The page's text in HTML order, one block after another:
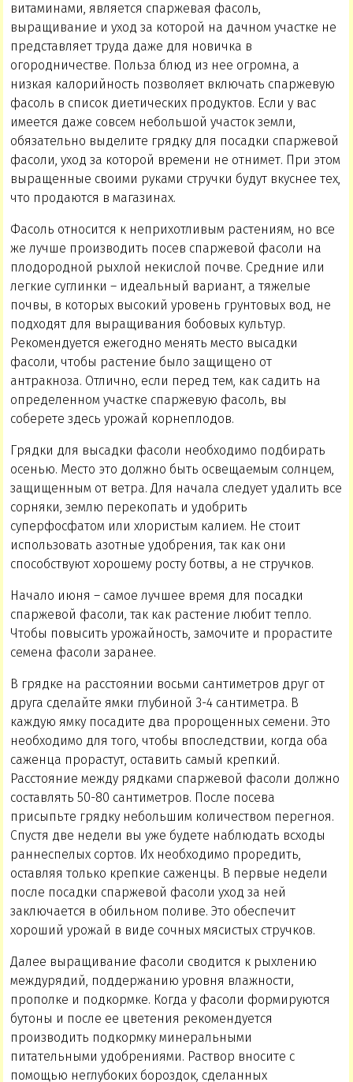
витаминами, является спаржевая фасоль,
выращивание и уход за которой на дачном участке не
представляет труда даже для новичка в
огородничестве. Польза блюд из нее огромна, а
низкая калорийность позволяет включать спаржевую
фасоль в список диетических продуктов. Если у вас
имеется даже совсем небольшой участок земли,
обязательно выделите грядку для посадки спаржевой
фасоли, уход за которой времени не отнимет. При этом
выращенные своими руками стручки будут вкуснее тех,
что продаются в магазинах.
Фасоль относится к неприхотливым растениям, но все
же лучше производить посев спаржевой фасоли на
плодородной рыхлой некислой почве. Средние или
легкие суглинки – идеальный вариант, а тяжелые
почвы, в которых высокий уровень грунтовых вод, не
подходят для выращивания бобовых культур.
Рекомендуется ежегодно менять место высадки
фасоли, чтобы растение было защищено от
антракноза. Отлично, если перед тем, как садить на
определенном участке спаржевую фасоль, вы
соберете здесь урожай корнеплодов.
Грядки для высадки фасоли необходимо подбирать
осенью. Место это должно быть освещаемым солнцем,
защищенным от ветра. Для начала следует удалить все
сорняки, землю перекопать и удобрить
суперфосфатом или хлористым калием. Не стоит
использовать азотные удобрения, так как они
способствуют хорошему росту ботвы, а не стручков.
Начало июня – самое лучшее время для посадки
спаржевой фасоли, так как растение любит тепло.
Чтобы повысить урожайность, замочите и прорастите
семена фасоли заранее.
В грядке на расстоянии восьми сантиметров друг от
друга сделайте ямки глубиной 3-4 сантиметра. В
каждую ямку посадите два пророщенных семени. Это
необходимо для того, чтобы впоследствии, когда оба
саженца прорастут, оставить самый крепкий.
Расстояние между рядками спаржевой фасоли должно
составлять 50-80 сантиметров. После посева
присыпьте грядку небольшим количеством перегноя.
Спустя две недели вы уже будете наблюдать всходы
раннеспелых сортов. Их необходимо проредить,
оставляя только крепкие саженцы. В первые недели
после посадки спаржевой фасоли уход за ней
заключается в обильном поливе. Это обеспечит
хороший урожай в виде сочных мясистых стручков.
Далее выращивание фасоли сводится к рыхлению
междурядий, поддержанию уровня влажности,
прополке и подкормке. Когда у фасоли формируются
бутоны и после ее цветения рекомендуется
производить подкормку минеральными
питательными удобрениями. Раствор вносите с
помощью неглубоких бороздок, сделанных